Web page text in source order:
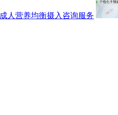
成人营养均衡摄入咨询服务